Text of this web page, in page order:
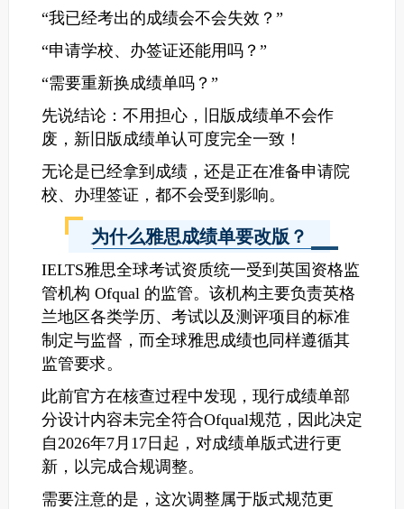
“我已经考出的成绩会不会失效？”
“申请学校、办签证还能用吗？”
“需要重新换成绩单吗？”
先说结论：不用担心，旧版成绩单不会作
废，新旧版成绩单认可度完全一致！
无论是已经拿到成绩，还是正在准备申请院
校、办理签证，都不会受到影响。
为什么雅思成绩单要改版？
IELTS雅思全球考试资质统一受到英国资格监
管机构 Ofqual 的监管。该机构主要负责英格
兰地区各类学历、考试以及测评项目的标准
制定与监督，而全球雅思成绩也同样遵循其
监管要求。
此前官方在核查过程中发现，现行成绩单部
分设计内容未完全符合Ofqual规范，因此决定
自2026年7月17日起，对成绩单版式进行更
新，以完成合规调整。
需要注意的是，这次调整属于版式规范更